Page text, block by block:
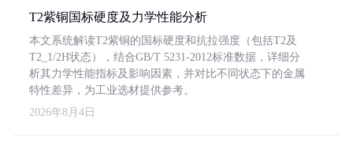
T2紫铜国标硬度及力学性能分析
本文系统解读T2紫铜的国标硬度和抗拉强度（包括T2及
T2_1/2H状态），结合GB/T 5231-2012标准数据，详细分
析其力学性能指标及影响因素，并对比不同状态下的金属
特性差异，为工业选材提供参考。
2026年8月4日